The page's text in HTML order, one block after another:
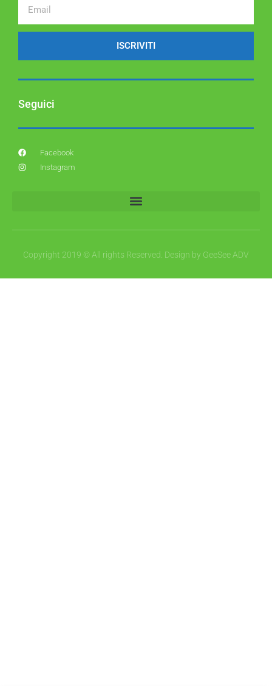
ISCRIVITI
Seguici
Facebook
Instagram
Copyright 2019 © All rights Reserved. Design by GeeSee ADV